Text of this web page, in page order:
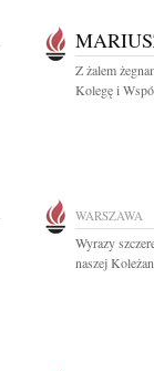
Z żalem
Kolegę i
WARSZAWA
Wyrazy
naszej